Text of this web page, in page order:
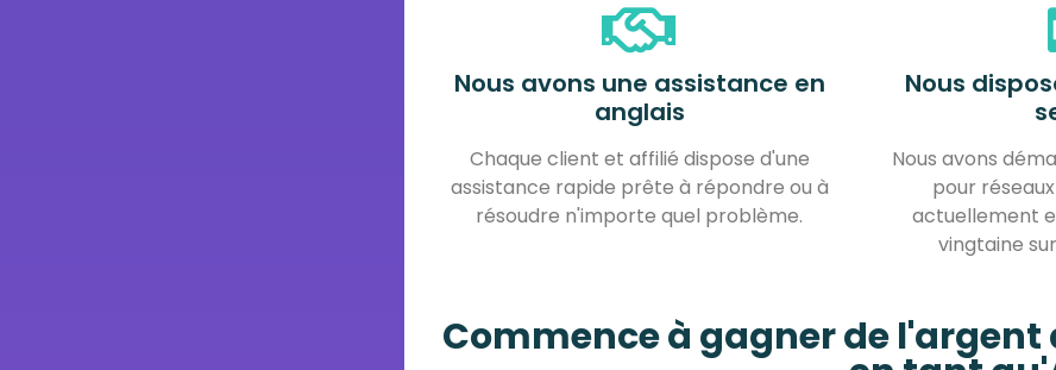
Nous avons une assistance en
anglais
Chaque client et affilié dispose d'une
assistance rapide prête à répondre ou à
résoudre n'importe quel problème.
Nous
Nous avons
pour
actuellement
vingtaine
Commence à gagner de